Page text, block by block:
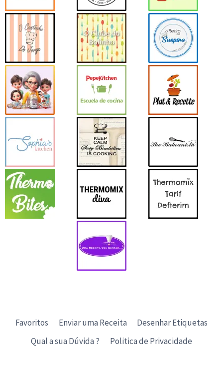
Favoritos Enviar uma Receita
Desenhar Etiquetas
Qual a sua Dúvida ?
Politica de Privacidade